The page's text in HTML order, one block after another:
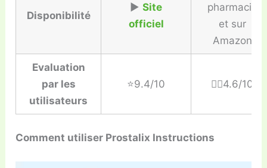
Disponibilité
▶️Site
officiel
pharmacie
et sur
Amazon
Evaluation
par les
utilisateurs
⭐️9.4/10 👎🏼4.6/10
Comment utiliser Prostalix Instructions